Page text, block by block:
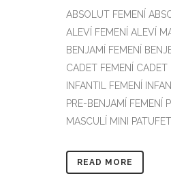
ABSOLUT FEMENÍ
ALEVÍ FEMENÍ ALEVÍ
BENJAMÍ FEMENÍ
CADET FEMENÍ CADET
INFANTIL FEMENÍ
PRE-BENJAMÍ FEMENÍ
MASCULÍ MINI PATUFET
READ MORE